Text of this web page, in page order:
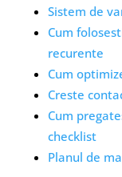
Sistem de
Cum
recurente
Cum
Creste
Cum
checklist
Planul de